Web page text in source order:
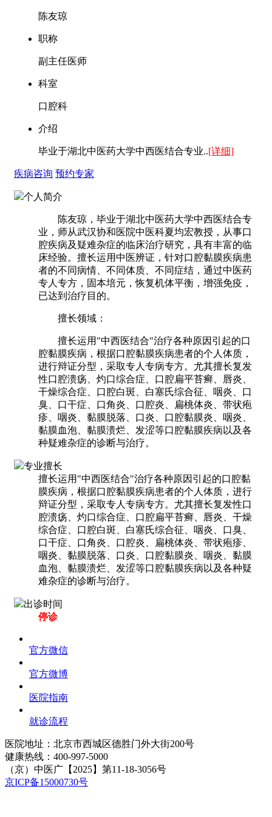
陈友琼
职称
副主任医师
科室
口腔科
介绍
毕业于湖北中医药大学中西医结合专业..[详细]
疾病咨询 预约专家
个人简介
陈友琼，毕业于湖北中医药大学中西医结合专
业，师从武汉协和医院中医科夏均宏教授，从事口
腔疾病及疑难杂症的临床治疗研究，具有丰富的临
床经验。擅长运用中医辨证，针对口腔黏膜疾病患
者的不同病情、不同体质、不同症结，通过中医药
专人专方，固本培元，恢复机体平衡，增强免疫，
已达到治疗目的。
擅长领域：
擅长运用"中西医结合"治疗各种原因引起的口
腔黏膜疾病，根据口腔黏膜疾病患者的个人体质，
进行辩证分型，采取专人专病专方。尤其擅长复发
性口腔溃疡、灼口综合症、口腔扁平苔癣、唇炎、
干燥综合症、口腔白斑、白塞氏综合征、咽炎、口
臭、口干症、口角炎、口腔炎、扁桃体炎、带状疱
疹、咽炎、黏膜脱落、口炎、口腔黏膜炎、咽炎、
黏膜血泡、黏膜溃烂、发涩等口腔黏膜疾病以及各
种疑难杂症的诊断与治疗。
专业擅长
擅长运用"中西医结合"治疗各种原因引起的口腔黏
膜疾病，根据口腔黏膜疾病患者的个人体质，进行
辩证分型，采取专人专病专方。尤其擅长复发性口
腔溃疡、灼口综合症、口腔扁平苔癣、唇炎、干燥
综合症、口腔白斑、白塞氏综合征、咽炎、口臭、
口干症、口角炎、口腔炎、扁桃体炎、带状疱疹、
咽炎、黏膜脱落、口炎、口腔黏膜炎、咽炎、黏膜
血泡、黏膜溃烂、发涩等口腔黏膜疾病以及各种疑
难杂症的诊断与治疗。
出诊时间
停诊
官方微信
官方微博
医院指南
就诊流程
医院地址：北京市西城区德胜门外大街200号
健康热线： 400-997-5000
（京）中医广【2025】第11-18-3056号
京ICP备15000730号